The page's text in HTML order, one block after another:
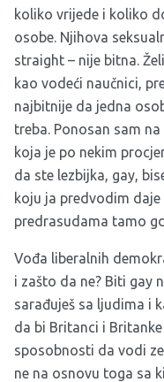
koliko vrijede i koliko
osobe. Njihova
straight – nije bitna.
kao vodeći naučnici,
najbitnije da jedna
treba. Ponosan sam
koja je po nekim
da ste lezbijka, gay,
koju ja predvodim daje
predrasudama tamo
Vođa liberalnih
i zašto da ne? Biti gay
sarađuješ sa ljudima i
da bi Britanci i
sposobnosti da vodi
ne na osnovu toga sa